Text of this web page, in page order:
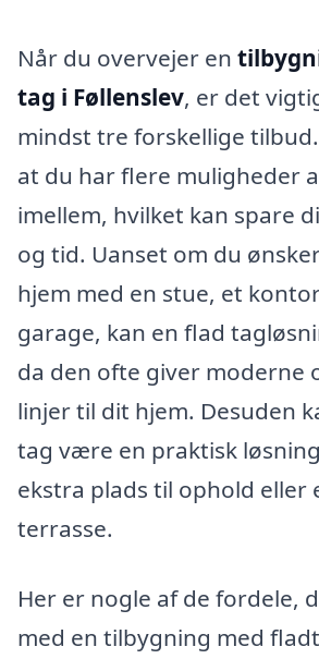
Når du overvejer en
tag i Føllenslev, er det
mindst tre forskellige
at du har flere muligheder
imellem, hvilket kan spare
og tid. Uanset om du
hjem med en stue, et
garage, kan en flad
da den ofte giver moderne
linjer til dit hjem. Desuden
tag være en praktisk
ekstra plads til ophold eller
terrasse.
Her er nogle af de fordele,
med en tilbygning med